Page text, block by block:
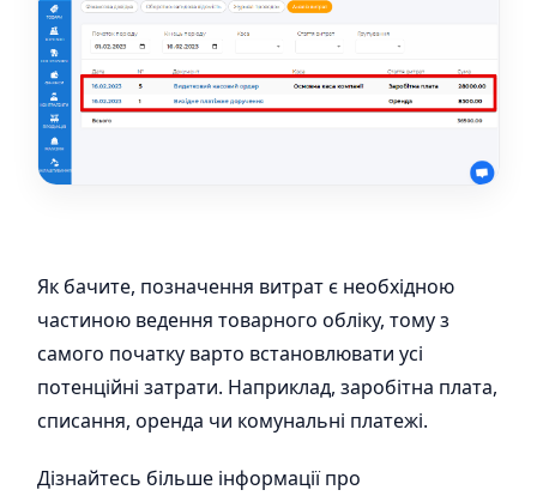
Як бачите, позначення витрат є необхідною
частиною ведення товарного обліку, тому з
самого початку варто встановлювати усі
потенційні затрати. Наприклад, заробітна плата,
списання, оренда чи комунальні платежі.
Дізнайтесь більше інформації про